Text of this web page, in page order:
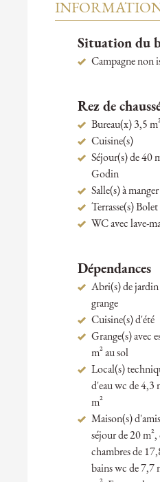
Situation du
Campagne non
Rez de
Bureau(x) 3,5
Cuisine(s)
Séjour(s) de 40
Godin
Salle(s) à
Terrasse(s) Bolet
WC avec lave-
Dépendances
Abri(s) de jardin
grange
Cuisine(s) d'été
Grange(s) avec
m² au sol
Local(s)
d'eau wc de 4,3
m²
Maison(s)
séjour de 20
chambres de
bains wc de 7,7